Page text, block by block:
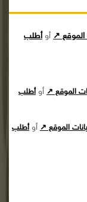
الموقع ↗ أوأطلب
الموقع ↗ أوأطلب
الموقع ↗ أوأطلب